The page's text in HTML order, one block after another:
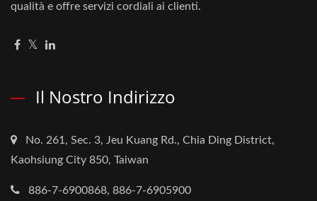
qualità e offre servizi cordiali ai clienti.
Il Nostro Indirizzo
No. 261, Sec. 3, Jeu Kuang Rd., Chia Ding District,
Kaohsiung City 850, Taiwan
886-7-6900868, 886-7-6905900